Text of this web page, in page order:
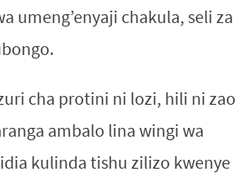
umeng’enyaji chakula, seli za
cha protini ni lozi, hili ni zao
ambalo lina wingi wa
kulinda tishu zilizo kwenye